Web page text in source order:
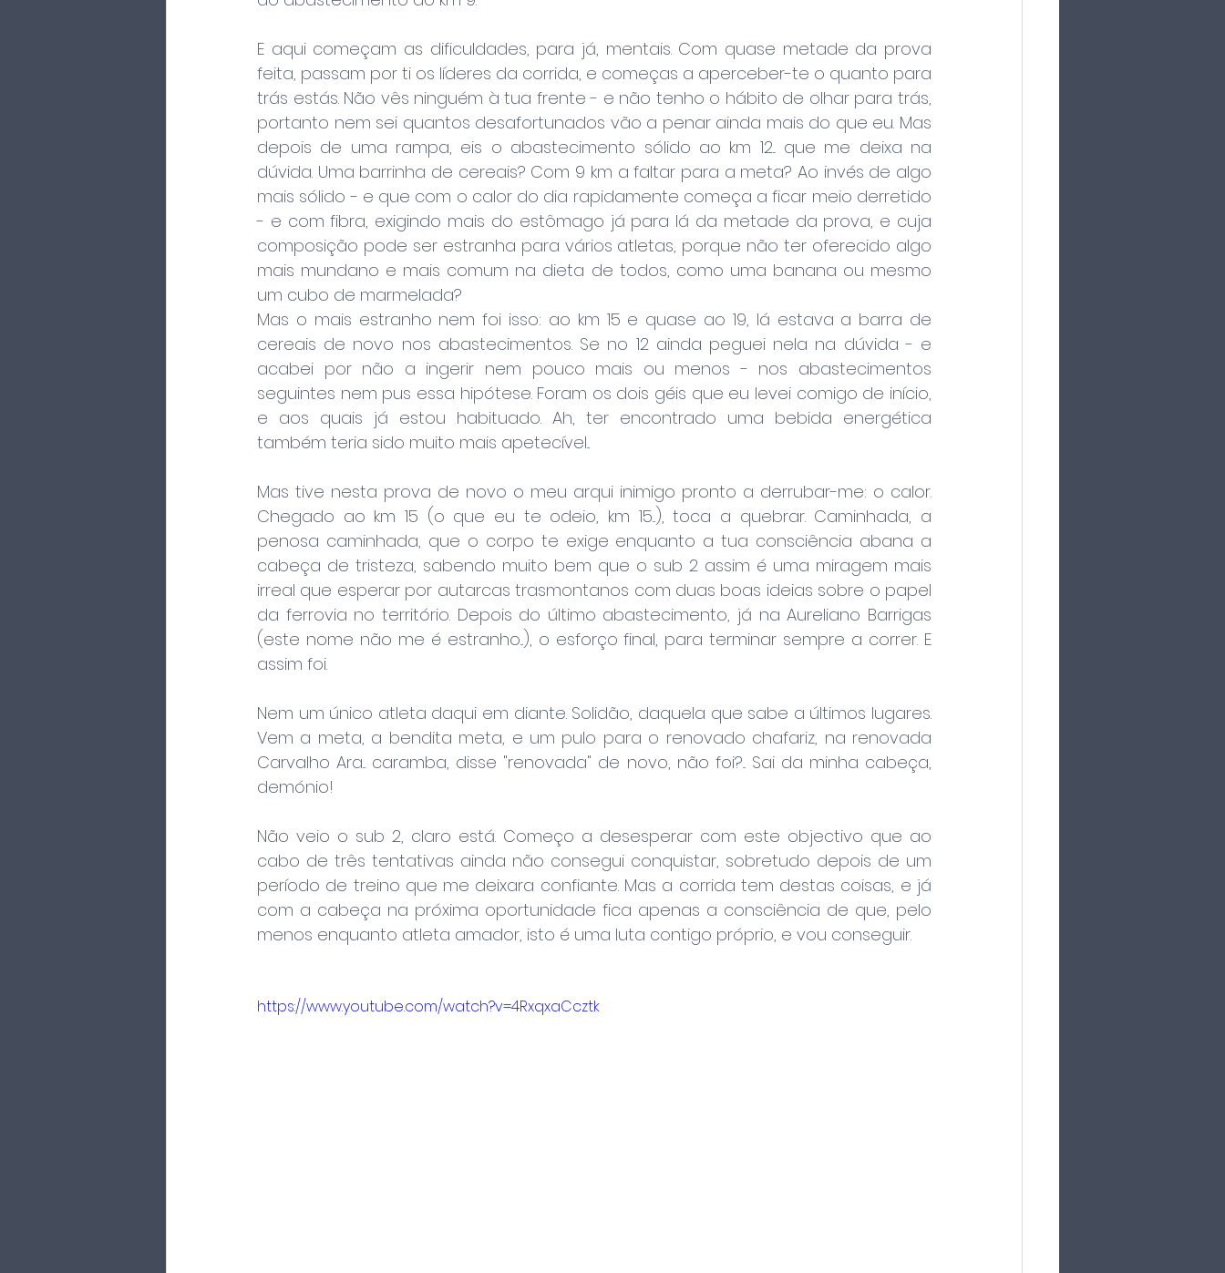
E aqui começam as dificuldades, para já, mentais. Com quase metade da prova
feita, passam por ti os líderes da corrida, e começas a aperceber-te o quanto para
trás estás. Não vês ninguém à tua frente - e não tenho o hábito de olhar para trás,
portanto nem sei quantos desafortunados vão a penar ainda mais do que eu. Mas
depois de uma rampa, eis o abastecimento sólido ao km 12... que me deixa na
dúvida. Uma barrinha de cereais? Com 9 km a faltar para a meta? Ao invés de algo
mais sólido - e que com o calor do dia rapidamente começa a ficar meio derretido
- e com fibra, exigindo mais do estômago já para lá da metade da prova, e cuja
composição pode ser estranha para vários atletas, porque não ter oferecido algo
mais mundano e mais comum na dieta de todos, como uma banana ou mesmo
um cubo de marmelada?
Mas o mais estranho nem foi isso: ao km 15 e quase ao 19, lá estava a barra de
cereais de novo nos abastecimentos. Se no 12 ainda peguei nela na dúvida - e
acabei por não a ingerir nem pouco mais ou menos - nos abastecimentos
seguintes nem pus essa hipótese. Foram os dois géis que eu levei comigo de início,
e aos quais já estou habituado. Ah, ter encontrado uma bebida energética
também teria sido muito mais apetecível...
Mas tive nesta prova de novo o meu arqui inimigo pronto a derrubar-me: o calor.
Chegado ao km 15 (o que eu te odeio, km 15...), toca a quebrar. Caminhada, a
penosa caminhada, que o corpo te exige enquanto a tua consciência abana a
cabeça de tristeza, sabendo muito bem que o sub 2 assim é uma miragem mais
irreal que esperar por autarcas trasmontanos com duas boas ideias sobre o papel
da ferrovia no território. Depois do último abastecimento, já na Aureliano Barrigas
(este nome não me é estranho...), o esforço final, para terminar sempre a correr. E
assim foi.
Nem um único atleta daqui em diante. Solidão, daquela que sabe a últimos lugares.
Vem a meta, a bendita meta, e um pulo para o renovado chafariz, na renovada
Carvalho Ara... caramba, disse "renovada" de novo, não foi?... Sai da minha cabeça,
demónio!
Não veio o sub 2, claro está. Começo a desesperar com este objectivo que ao
cabo de três tentativas ainda não consegui conquistar, sobretudo depois de um
período de treino que me deixara confiante. Mas a corrida tem destas coisas, e já
com a cabeça na próxima oportunidade fica apenas a consciência de que, pelo
menos enquanto atleta amador, isto é uma luta contigo próprio, e vou conseguir.
https://www.youtube.com/watch?v=4RxqxaCcztk